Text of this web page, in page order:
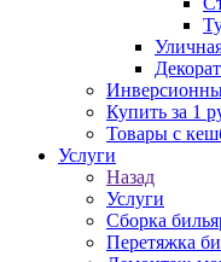
Купить за 1
Товары с
Услуги
Назад
Услуги
Сборка
Перетяжка